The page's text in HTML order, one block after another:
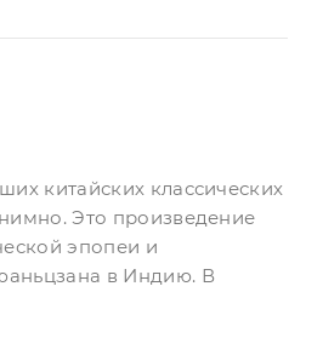
китайских классических
Это произведение
эпопеи и
в Индию. В